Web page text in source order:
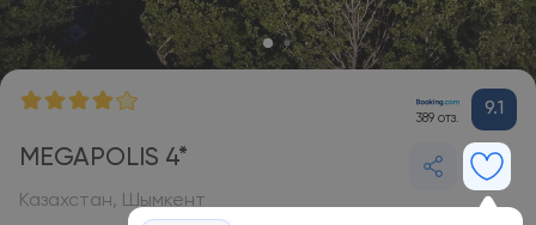
389 отз. 9.1
MEGAPOLIS 4*
Казахстан, Шымкент